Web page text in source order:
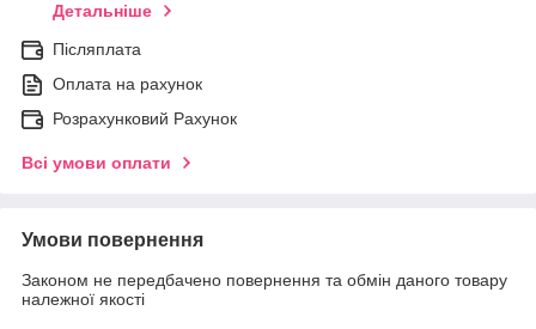
Детальніше
Післяплата
Оплата на рахунок
Розрахунковий Рахунок
Всі умови оплати
Умови повернення
Законом не передбачено повернення та обмін даного товару
належної якості